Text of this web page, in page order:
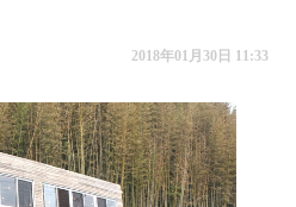
2018年01月30日 11:33